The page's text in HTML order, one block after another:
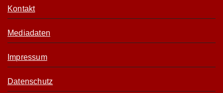
Kontakt
Mediadaten
Impressum
Datenschutz